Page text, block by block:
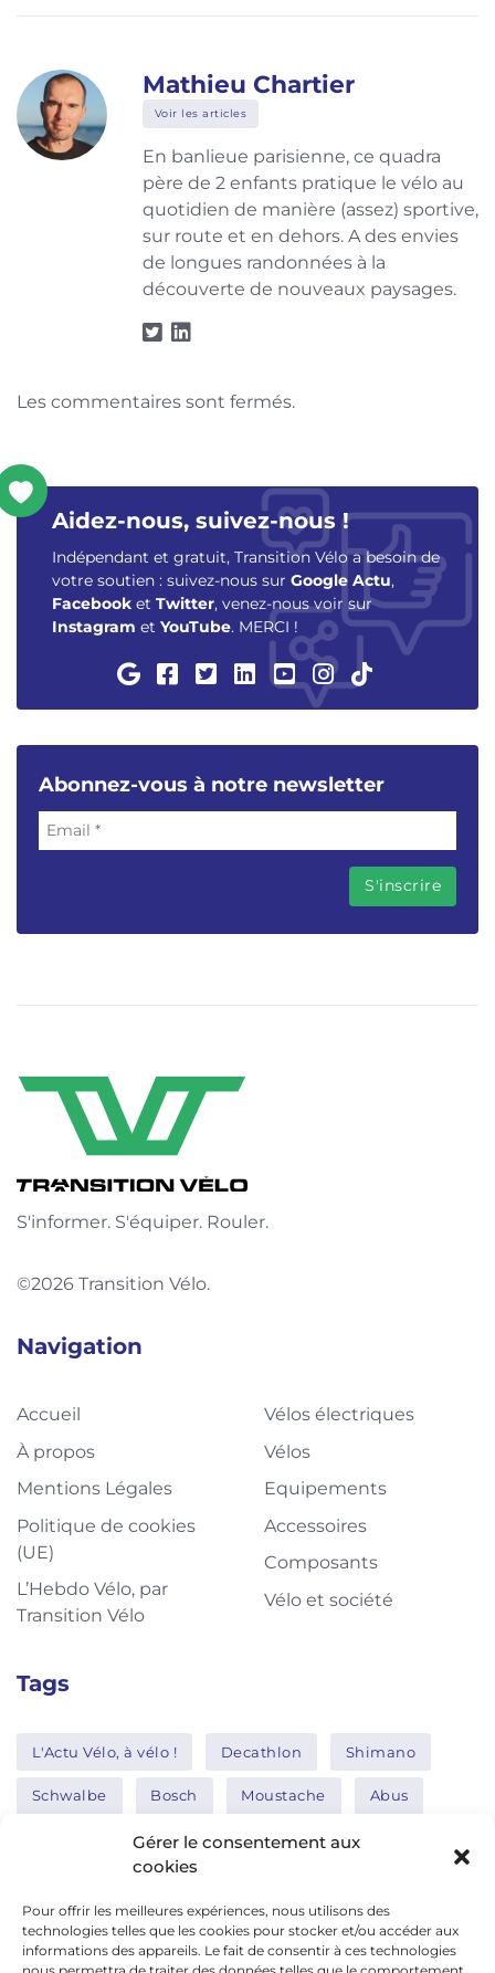
Gérer le consentement aux
cookies
Pour offrir les meilleures expériences, nous utilisons des
technologies telles que les cookies pour stocker et/ou accéder aux
informations des appareils. Le fait de consentir à ces technologies
Mathieu Chartier
Voir les articles
En banlieue parisienne, ce quadra
père de 2 enfants pratique le vélo au
quotidien de manière (assez) sportive,
sur route et en dehors. A des envies
de longues randonnées à la
découverte de nouveaux paysages.
Les commentaires sont fermés.
Aidez-nous, suivez-nous !
Indépendant et gratuit, Transition Vélo a besoin de
votre soutien : suivez-nous sur Google Actu,
Facebook et Twitter, venez-nous voir sur
Instagram et YouTube. MERCI !
Abonnez-vous à notre newsletter
S'informer. S'équiper. Rouler.
©2026 Transition Vélo.
Navigation
Accueil
À propos
Mentions Légales
Politique de cookies
(UE)
L’Hebdo Vélo, par
Transition Vélo
Vélos électriques
Vélos
Equipements
Accessoires
Composants
Vélo et société
Tags
L'Actu Vélo, à vélo ! Decathlon Shimano
Schwalbe Bosch Moustache Abus
Thule Nakamura
Réseaux sociaux